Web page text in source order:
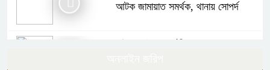
আটক জামায়াত সমর্থক, থানায় সোপর্দ